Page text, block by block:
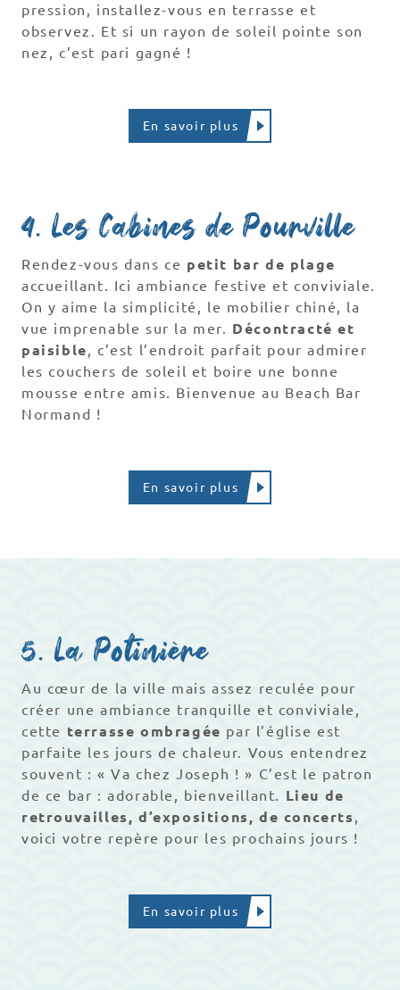
pression, installez-vous en terrasse et
observez. Et si un rayon de soleil pointe son
nez, c’est pari gagné !
En savoir plus
4. Les Cabines de Pourville
Rendez-vous dans ce petit bar de plage
accueillant. Ici ambiance festive et conviviale.
On y aime la simplicité, le mobilier chiné, la
vue imprenable sur la mer. Décontracté et
paisible, c’est l’endroit parfait pour admirer
les couchers de soleil et boire une bonne
mousse entre amis. Bienvenue au Beach Bar
Normand !
En savoir plus
5. La Potinière
Au cœur de la ville mais assez reculée pour
créer une ambiance tranquille et conviviale,
cette terrasse ombragée par l’église est
parfaite les jours de chaleur. Vous entendrez
souvent : « Va chez Joseph ! » C’est le patron
de ce bar : adorable, bienveillant. Lieu de
retrouvailles, d’expositions, de concerts ,
voici votre repère pour les prochains jours !
En savoir plus